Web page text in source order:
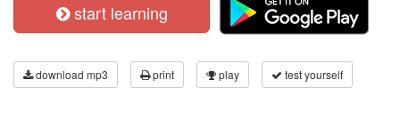
start learning
download mp3 print play test yourself